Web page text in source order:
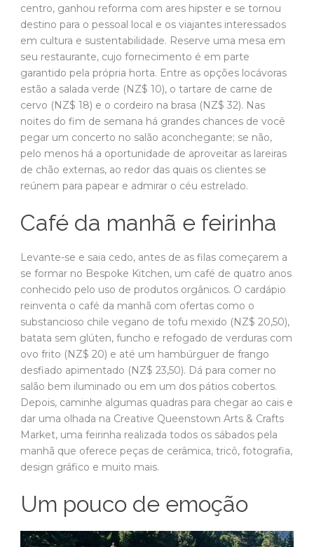
centro, ganhou reforma com ares hipster e se tornou
destino para o pessoal local e os viajantes interessados
em cultura e sustentabilidade. Reserve uma mesa em
seu restaurante, cujo fornecimento é em parte
garantido pela própria horta. Entre as opções locávoras
estão a salada verde (NZ$ 10), o tartare de carne de
cervo (NZ$ 18) e o cordeiro na brasa (NZ$ 32). Nas
noites do fim de semana há grandes chances de você
pegar um concerto no salão aconchegante; se não,
pelo menos há a oportunidade de aproveitar as lareiras
de chão externas, ao redor das quais os clientes se
reúnem para papear e admirar o céu estrelado.
Café da manhã e feirinha
Levante-se e saia cedo, antes de as filas começarem a
se formar no Bespoke Kitchen, um café de quatro anos
conhecido pelo uso de produtos orgânicos. O cardápio
reinventa o café da manhã com ofertas como o
substancioso chile vegano de tofu mexido (NZ$ 20,50),
batata sem glúten, funcho e refogado de verduras com
ovo frito (NZ$ 20) e até um hambúrguer de frango
desfiado apimentado (NZ$ 23,50). Dá para comer no
salão bem iluminado ou em um dos pátios cobertos.
Depois, caminhe algumas quadras para chegar ao cais e
dar uma olhada na Creative Queenstown Arts & Crafts
Market, uma feirinha realizada todos os sábados pela
manhã que oferece peças de cerâmica, tricô, fotografia,
design gráfico e muito mais.
Um pouco de emoção